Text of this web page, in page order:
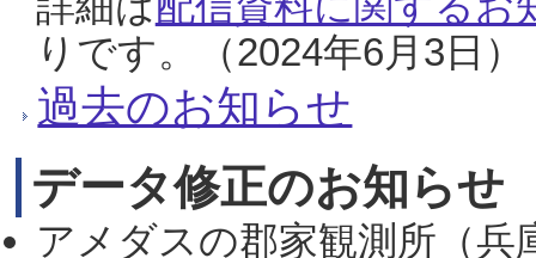
りです。（2024年6月3日）
過去のお知らせ
データ修正のお知らせ
アメダスの郡家観測所（